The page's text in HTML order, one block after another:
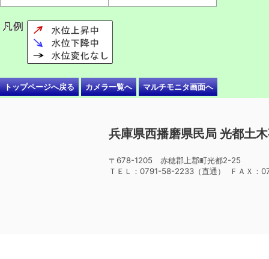
トップページへ戻る カメラ一覧へ マルチモニタ画面へ
兵庫県西播磨県民局 光都土
〒678-1205 赤穂郡上郡町光都2-25
ＴＥＬ：0791-58-2233（直通） ＦＡＸ：